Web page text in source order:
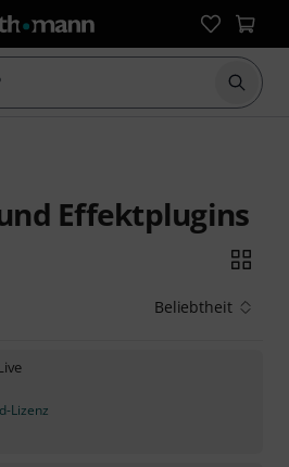
Suche
Effektplugins
Beliebtheit
Lizenz